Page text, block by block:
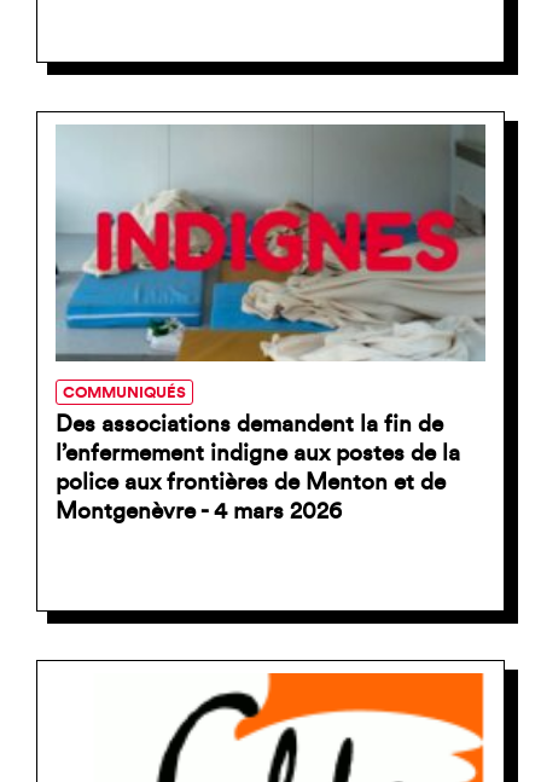
COMMUNIQUÉS
Des associations demandent la fin de
l’enfermement indigne aux postes de la
police aux frontières de Menton et de
Montgenèvre - 4 mars 2026